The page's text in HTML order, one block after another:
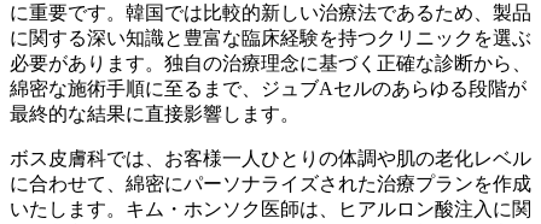
に重要です。韓国では比較的新しい治療法であるため、製品
に関する深い知識と豊富な臨床経験を持つクリニックを選ぶ
必要があります。独自の治療理念に基づく正確な診断から、
綿密な施術手順に至るまで、ジュブAセルのあらゆる段階が
最終的な結果に直接影響します。
ボス皮膚科では、お客様一人ひとりの体調や肌の老化レベル
に合わせて、綿密にパーソナライズされた治療プランを作成
いたします。キム・ホンソク医師は、ヒアルロン酸注入に関